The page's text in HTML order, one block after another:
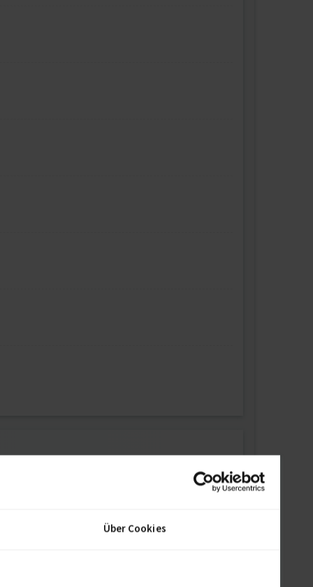
Über Cookies